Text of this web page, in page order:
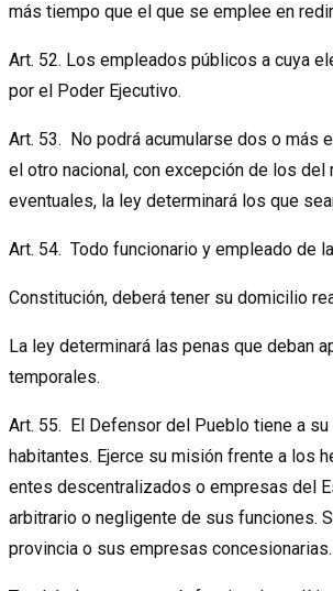
más tiempo que el que se emplee en
Art. 52. Los empleados públicos a cuya
por el Poder Ejecutivo.
Art. 53. No podrá acumularse dos o más
el otro nacional, con excepción de los
eventuales, la ley determinará los que
Art. 54. Todo funcionario y empleado de
Constitución, deberá tener su domicilio
La ley determinará las penas que deban
temporales.
Art. 55. El Defensor del Pueblo tiene a
habitantes. Ejerce su misión frente a los
entes descentralizados o empresas del
arbitrario o negligente de sus funciones.
provincia o sus empresas concesionarias.